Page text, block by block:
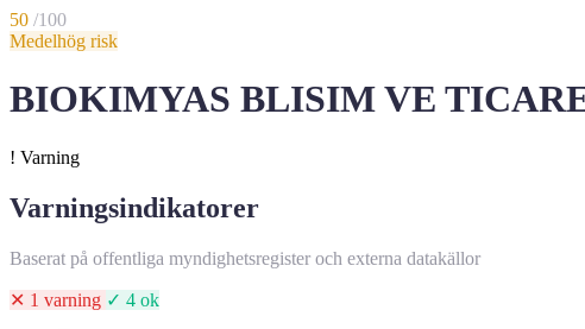
50 /100
Medelhög risk
BIOKIMYAS BLISIM VE
! Varning
Varningsindikatorer
Baserat på offentliga myndighetsregister och externa datakällor
✕ 1 varning ✓ 4 ok